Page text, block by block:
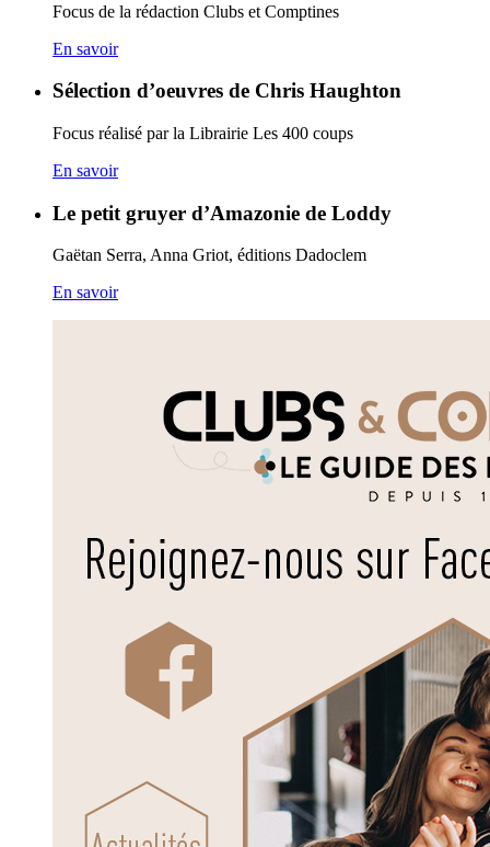
Focus de la rédaction Clubs et Comptines
En savoir
Sélection d’oeuvres de Chris Haughton
Focus réalisé par la Librairie Les 400 coups
En savoir
Le petit gruyer d’Amazonie de Loddy
Gaëtan Serra, Anna Griot, éditions Dadoclem
En savoir